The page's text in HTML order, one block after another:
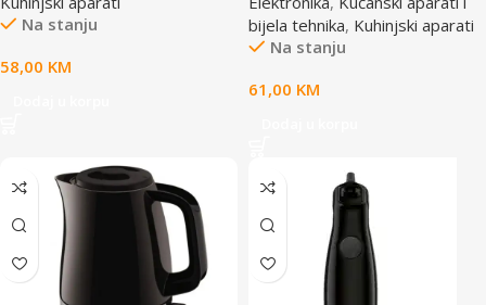
Na stanju
58,00 KM
bijela tehnika, Kuhinjski aparati
Na stanju
61,00 KM